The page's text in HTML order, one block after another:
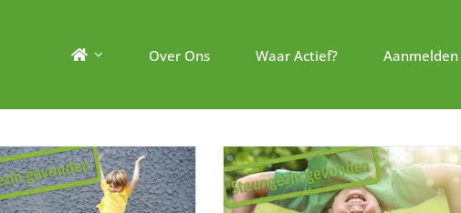
Over Ons Waar Actief? Aanmelden